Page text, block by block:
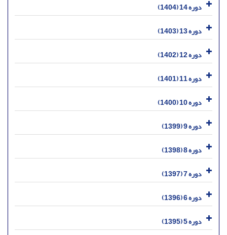
دوره 14 (1404)
دوره 13 (1403)
دوره 12 (1402)
دوره 11 (1401)
دوره 10 (1400)
دوره 9 (1399)
دوره 8 (1398)
دوره 7 (1397)
دوره 6 (1396)
دوره 5 (1395)